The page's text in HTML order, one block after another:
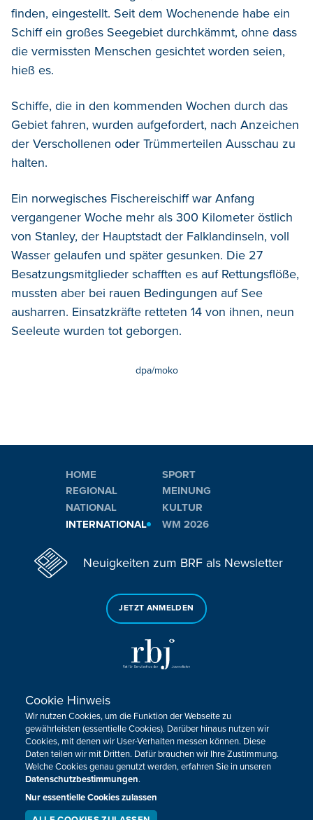
finden, eingestellt. Seit dem Wochenende habe ein
Schiff ein großes Seegebiet durchkämmt, ohne dass
die vermissten Menschen gesichtet worden seien,
hieß es.
Schiffe, die in den kommenden Wochen durch das
Gebiet fahren, wurden aufgefordert, nach Anzeichen
der Verschollenen oder Trümmerteilen Ausschau zu
halten.
Ein norwegisches Fischereischiff war Anfang
vergangener Woche mehr als 300 Kilometer östlich
von Stanley, der Hauptstadt der Falklandinseln, voll
Wasser gelaufen und später gesunken. Die 27
Besatzungsmitglieder schafften es auf Rettungsflöße,
mussten aber bei rauen Bedingungen auf See
ausharren. Einsatzkräfte retteten 14 von ihnen, neun
Seeleute wurden tot geborgen.
dpa/moko
HOME
REGIONAL
NATIONAL
INTERNATIONAL
SPORT
MEINUNG
KULTUR
WM 2026
Neuigkeiten zum BRF als Newsletter
JETZT ANMELDEN
Sie haben noch Fragen oder Anmerkungen?
KONTAKTIEREN SIE UNS!
Impressum Datenschutz Kontakt
Barrierefreiheit
Cookie-Zustimmung anpassen
Design, Konzept & Programmierung:
Cookie Hinweis
Wir nutzen Cookies, um die Funktion der Webseite zu
gewährleisten (essentielle Cookies). Darüber hinaus nutzen wir
Cookies, mit denen wir User-Verhalten messen können. Diese
Daten teilen wir mit Dritten. Dafür brauchen wir Ihre Zustimmung.
Welche Cookies genau genutzt werden, erfahren Sie in unseren
Datenschutzbestimmungen.
Nur essentielle Cookies zulassen